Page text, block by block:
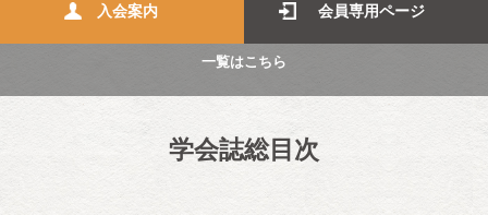
入会案内 会員専用ページ
一覧はこちら
学会誌総目次